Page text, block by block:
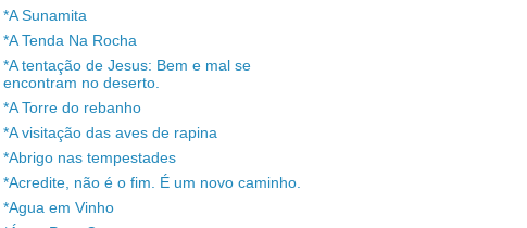
*A Sunamita
*A Tenda Na Rocha
*A tentação de Jesus: Bem e mal se
encontram no deserto.
*A Torre do rebanho
*A visitação das aves de rapina
*Abrigo nas tempestades
*Acredite, não é o fim. É um novo caminho.
*Agua em Vinho